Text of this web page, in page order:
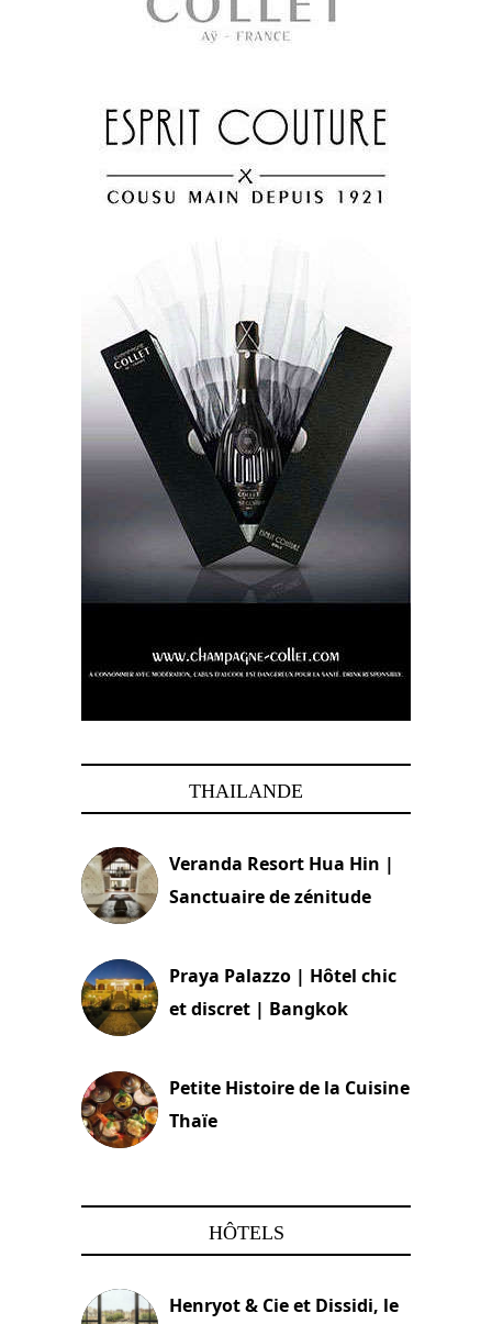
THAILANDE
Veranda Resort Hua Hin |
Sanctuaire de zénitude
Praya Palazzo | Hôtel chic
et discret | Bangkok
Petite Histoire de la Cuisine
Thaïe
HÔTELS
Henryot & Cie et Dissidi, le